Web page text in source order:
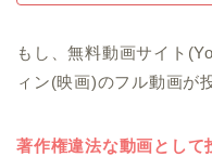
もし、無料動画サイト
ィン(映画)のフル動画が
著作権違法な動画として